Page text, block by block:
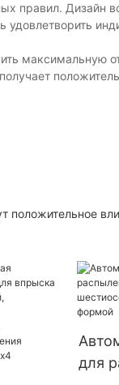
правил. Дизайн
максимальную
положительное
для